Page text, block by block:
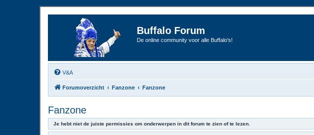
Buffalo Forum
De online community voor alle Buffalo's!
V&A
Forumoverzicht Fanzone Fanzone
Fanzone
Je hebt niet de juiste permissies om onderwerpen in dit forum te zien of te lezen.